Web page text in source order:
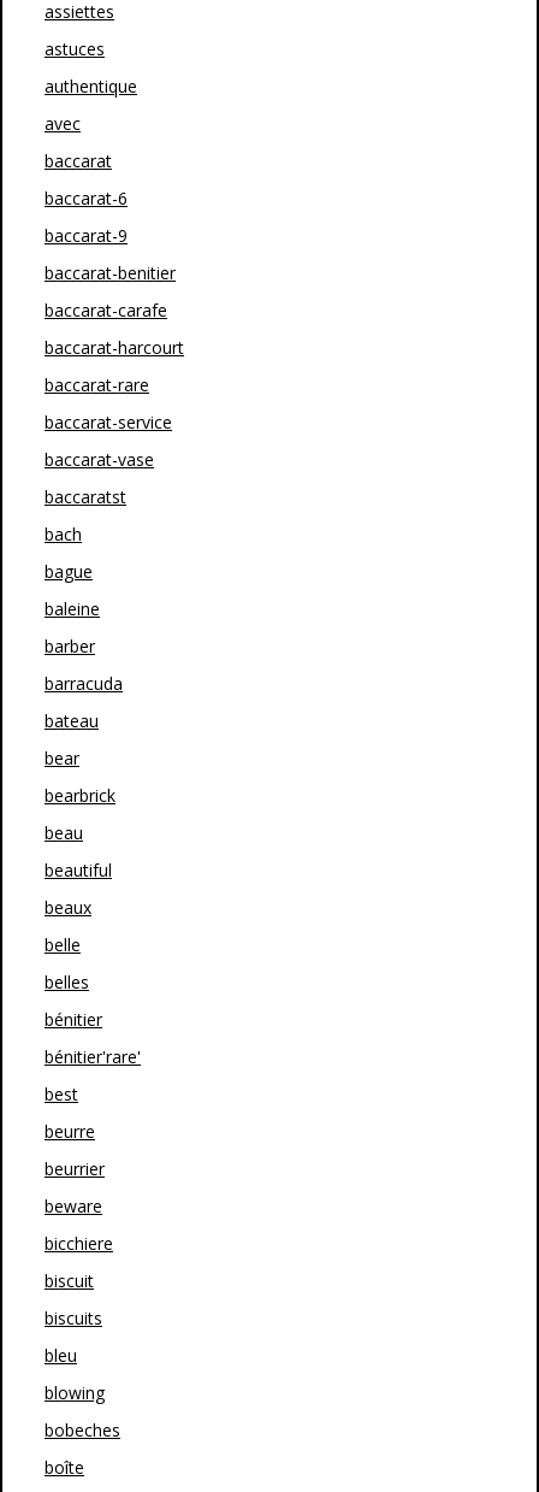
assiettes
astuces
authentique
avec
baccarat
baccarat-6
baccarat-9
baccarat-benitier
baccarat-carafe
baccarat-harcourt
baccarat-rare
baccarat-service
baccarat-vase
baccaratst
bach
bague
baleine
barber
barracuda
bateau
bear
bearbrick
beau
beautiful
beaux
belle
belles
bénitier
bénitier'rare'
best
beurre
beurrier
beware
bicchiere
biscuit
biscuits
bleu
blowing
bobeches
boîte